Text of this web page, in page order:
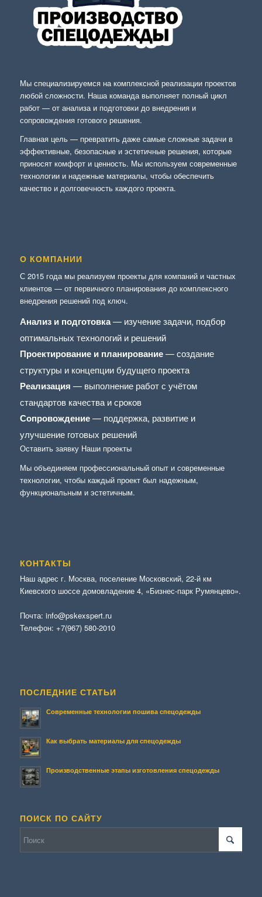
Мы специализируемся на комплексной реализации проектов
любой сложности. Наша команда выполняет полный цикл
работ — от анализа и подготовки до внедрения и
сопровождения готового решения.
Главная цель — превратить даже самые сложные задачи в
эффективные, безопасные и эстетичные решения, которые
приносят комфорт и ценность. Мы используем современные
технологии и надежные материалы, чтобы обеспечить
качество и долговечность каждого проекта.
О КОМПАНИИ
С 2015 года мы реализуем проекты для компаний и частных
клиентов — от первичного планирования до комплексного
внедрения решений под ключ.
Анализ и подготовка— изучение задачи, подбор
оптимальных технологий и решений
Проектирование и планирование— создание
структуры и концепции будущего проекта
Реализация — выполнение работ с учётом
стандартов качества и сроков
Сопровождение— поддержка, развитие и
улучшение готовых решений
Оставить заявку Наши проекты
Мы объединяем профессиональный опыт и современные
технологии, чтобы каждый проект был надежным,
функциональным и эстетичным.
КОНТАКТЫ
Наш адрес г. Москва, поселение Московский, 22-й км
Киевского шоссе домовладение 4, «Бизнес-парк Румянцево».
Почта: info@pskexspert.ru
Телефон: +7(967) 580-2010
ПОСЛЕДНИЕ СТАТЬИ
Современные технологии пошива спецодежды
Как выбрать материалы для спецодежды
Производственные этапы изготовления спецодежды
ПОИСК ПО САЙТУ